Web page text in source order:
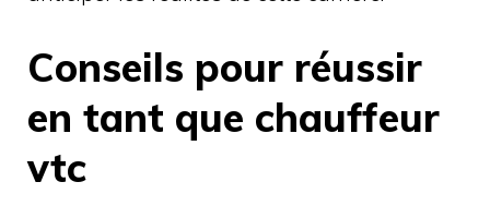
Conseils pour réussir
en tant que chauffeur
vtc